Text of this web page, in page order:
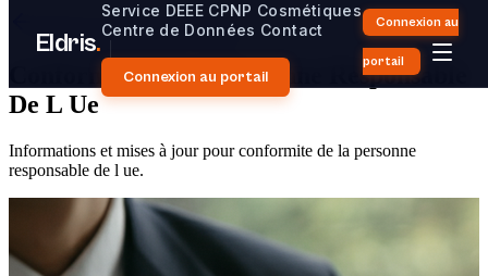
Eldris.
Service DEEE CPNP Cosmétiques
Centre de Données Contact
Connexion au portail
Connexion au
portail
Retour au Centre de Données
Conformite De La Personne Responsable
De L Ue
Informations et mises à jour pour conformite de la personne
responsable de l ue.